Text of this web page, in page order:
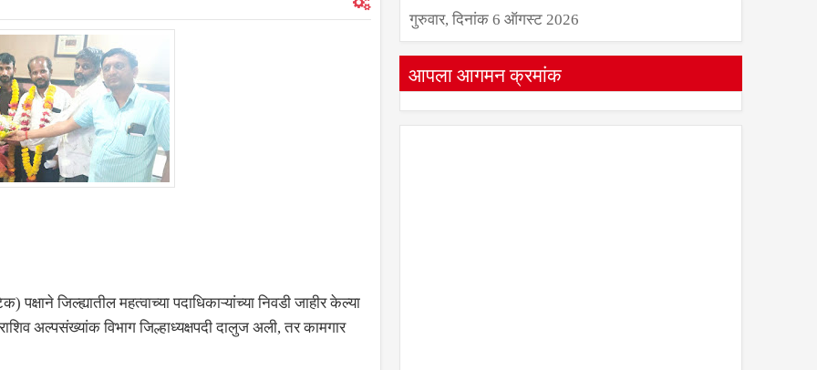
जिल्ह्यातील महत्वाच्या पदाधिकाऱ्यांच्या निवडी जाहीर केल्या
अल्पसंख्यांक विभाग जिल्हाध्यक्षपदी दालुज अली, तर कामगार
गुरुवार, दिनांक 6 ऑगस्ट 2026
आपला आगमन क्रमांक